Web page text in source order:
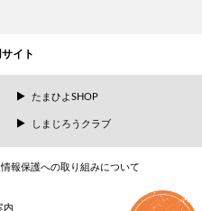
イト
たまひよSHOP
しまじろうクラブ
報保護への取り組みについて
内